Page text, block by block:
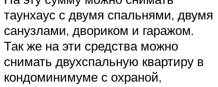
таунхаус с двумя спальнями, двумя
санузлами, двориком и гаражом.
Так же на эти средства можно
снимать двухспальную квартиру в
кондоминимуме с охраной,